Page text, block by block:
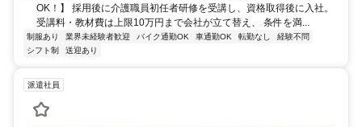
OK！】 採用後に介護職員初任者研修を受講し、資格取得後に入社。
受講料・教材費は上限10万円まで会社が立て替え、 条件を満...
制服あり 業界未経験者歓迎 バイク通勤OK 車通勤OK 転勤なし
経験不問
シフト制
送迎あり
派遣社員